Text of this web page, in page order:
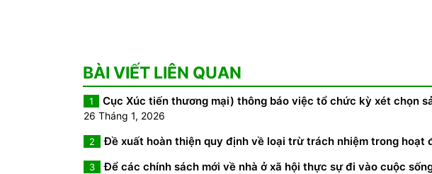
BÀI VIẾT LIÊN QUAN
1 Cục Xúc tiến thương mại) thông báo việc tổ chức kỳ xét chọn
26 Tháng 1, 2026
2 Đề xuất hoàn thiện quy định về loại trừ trách nhiệm trong hoạt
3 Để các chính sách mới về nhà ở xã hội thực sự đi vào cuộc